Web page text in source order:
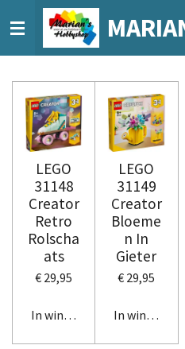
direct
naar
hoofdinhoud
LEGO
31148
Creator
Retro
Rolscha
ats
€ 29,95
In winkelwagen
LEGO
31149
Creator
Bloeme
n In
Gieter
€ 29,95
In